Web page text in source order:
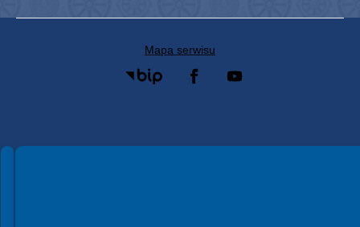
Mapa serwisu
Spełniamy standardy WCAG 2.2
Spełniamy standardy W3C